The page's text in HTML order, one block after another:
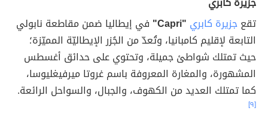
تقعجزيرة كابري "Capri"
في إيطاليا ضمن مقاطعة نابولي
التابعة لإقليم كامبانيا، وتُعدّ من الجُزر الإيطاليّة المميّزة؛
حيث تمتلك شواطئ جميلة، وتحتوي على حدائق أغسطس
المشهورة، والمغارة المعروفة باسم غروتا ميرفيغليوسا،
كما تمتلك العديد من الكهوف، والجبال، والسواحل الرائعة.
[٩]